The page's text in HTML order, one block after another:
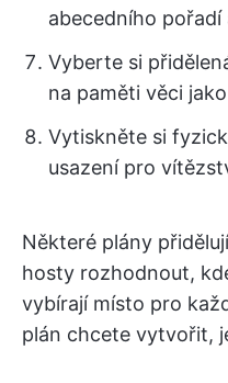
abecedního pořadí
Vyberte si
na paměti věci
Vytiskněte si
usazení pro
Některé plány
hosty rozhodnout,
vybírají místo pro
plán chcete vytvořit,